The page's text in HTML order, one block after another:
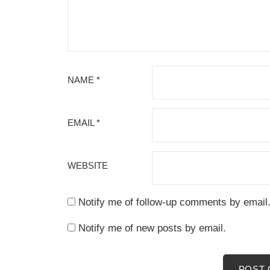
NAME *
EMAIL*
WEBSITE
Notify me of follow-up comments by email.
Notify me of new posts by email.